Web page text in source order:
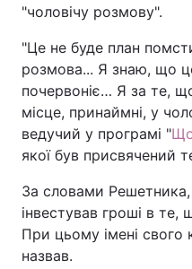
Економіка
Спорт
Техно і зв'язок
Зброя
Цікавинки
Екологія
"чоловічу розмову".
"Це не буде план
розмова... Я знаю, що
почервоніє… Я за те,
місце, принаймні, у
ведучий у програмі "
якої був присвячений
За словами
інвестував гроші в
При цьому імені свого
назвав.